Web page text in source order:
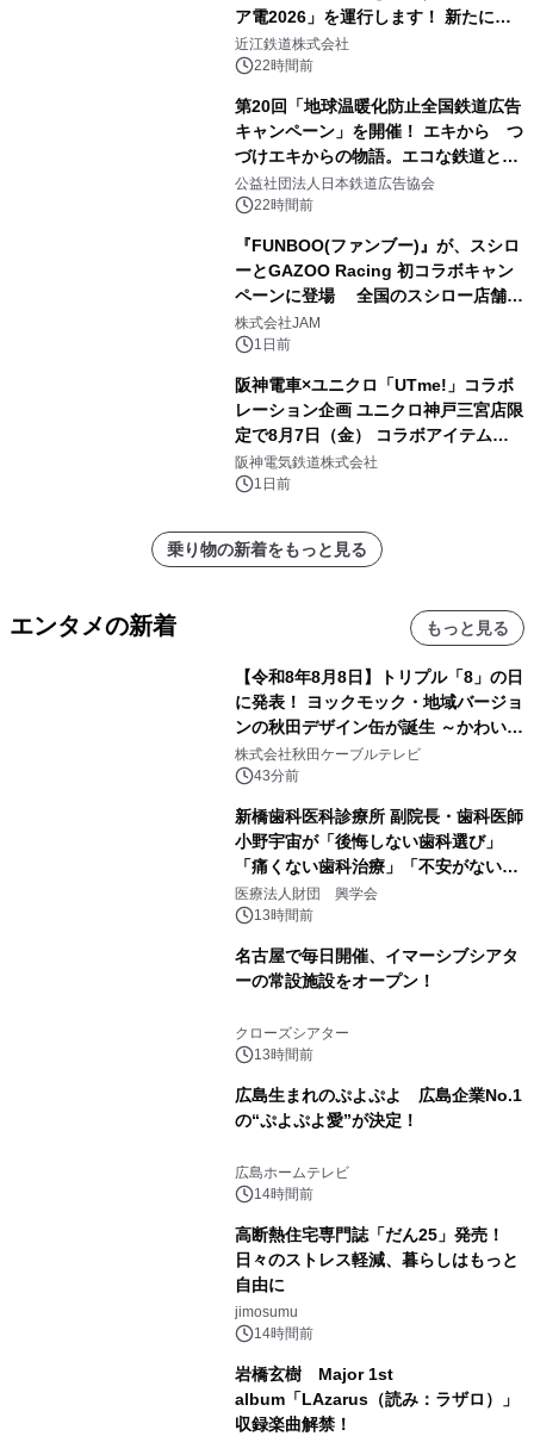
ア電2026」を運行します！ 新たに
「長濱浪漫ビール」が参加！キリン一
番搾り飲み放題が復活！
近江鉄道株式会社
22時間前
第20回「地球温暖化防止全国鉄道広告
キャンペーン」を開催！ エキから つ
づけエキからの物語。エコな鉄道とと
もに。
公益社団法人日本鉄道広告協会
22時間前
『FUNBOO(ファンブー)』が、スシロ
ーとGAZOO Racing 初コラボキャン
ペーンに登場 全国のスシロー店舗で
GR 4車種の FUNBOO(ミニカー)付き
メニューが展開されます
株式会社JAM
1日前
阪神電車×ユニクロ「UTme!」コラボ
レーション企画 ユニクロ神戸三宮店限
定で8月7日（金） コラボアイテムが
発売決定！
阪神電気鉄道株式会社
1日前
乗り物の新着をもっと見る
エンタメの新着 もっと見る
【令和8年8月8日】トリプル「8」の日
に発表！ ヨックモック・地域バージョ
ンの秋田デザイン缶が誕生 ～かわいい
秋田犬の子犬と秋田の四季と名所を巡
るパッケージ～ 9月1日(火)秋田県内で
販売開始
株式会社秋田ケーブルテレビ
43分前
新橋歯科医科診療所 副院長・歯科医師
小野宇宙が「後悔しない歯科選び」
「痛くない歯科治療」「不安がない治
療計画」をテーマに専門監修
医療法人財団 興学会
13時間前
名古屋で毎日開催、イマーシブシアタ
ーの常設施設をオープン！
クローズシアター
13時間前
広島生まれのぷよぷよ 広島企業No.1
の“ぷよぷよ愛”が決定！
広島ホームテレビ
14時間前
高断熱住宅専門誌「だん25」発売！
日々のストレス軽減、暮らしはもっと
自由に
jimosumu
14時間前
岩橋玄樹 Major 1st
album「LAzarus（読み：ラザロ）」
収録楽曲解禁！